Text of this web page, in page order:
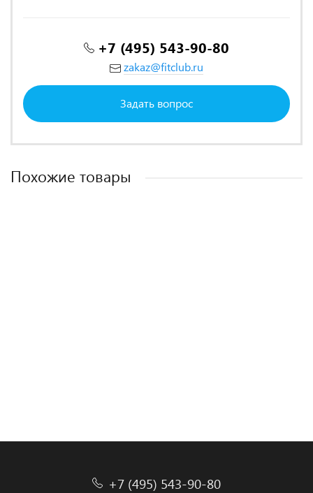
+7 (495) 543-90-80
zakaz@fitclub.ru
Задать вопрос
Похожие товары
+7 (495) 543-90-80